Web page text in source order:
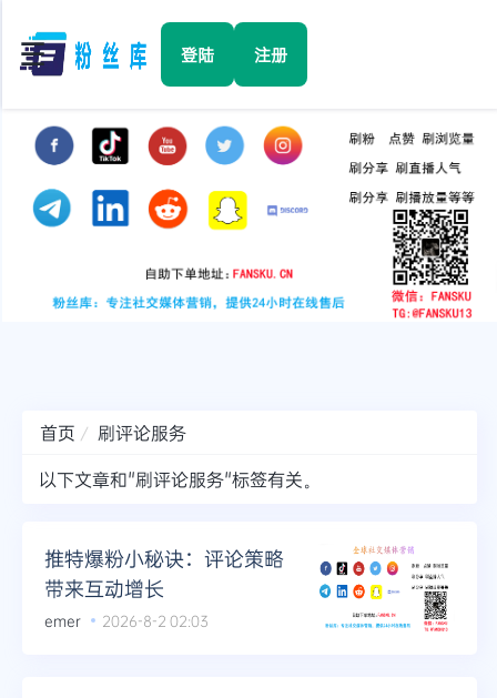
☰ 登陆 注册
Facebook
TikTok
YouTube
Telegram
更多
首页
刷评论服务
以下文章和"刷评论服务"标签有关。
推特爆粉小秘诀：评论策略
带来互动增长
emer 2026-8-2 02:03